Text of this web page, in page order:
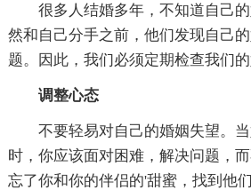
很多人结婚多年，不知道自己
然和自己分手之前，他们发现自己
题。因此，我们必须定期检查我们的
调整心态
不要轻易对自己的婚姻失望。
时，你应该面对困难，解决问题，
忘了你和你的伴侣的'甜蜜，找到他们